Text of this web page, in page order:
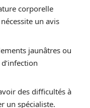
corporelle
un avis
jaunâtres ou
des difficultés à
un spécialiste.